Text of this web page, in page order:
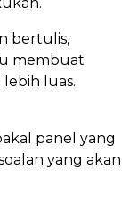
bertulis,
membuat
luas.
panel yang
yang akan